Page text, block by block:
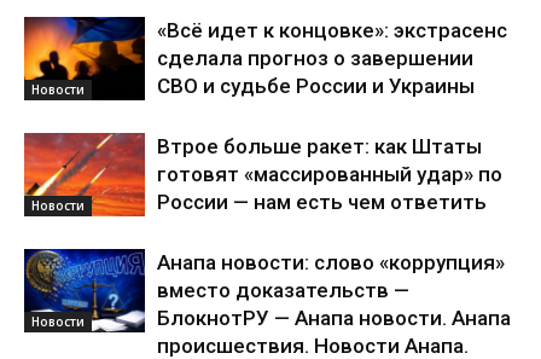
Новости
«Всё идет к концовке»: экстрасенс
сделала прогноз о завершении
СВО и судьбе России и Украины
Новости
Втрое больше ракет: как Штаты
готовят «массированный удар» по
России — нам есть чем ответить
Новости
Анапа новости: слово «коррупция»
вместо доказательств —
БлокнотРУ — Анапа новости. Анапа
происшествия. Новости Анапа.